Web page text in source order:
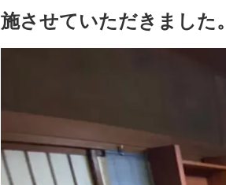
施させていただきました。